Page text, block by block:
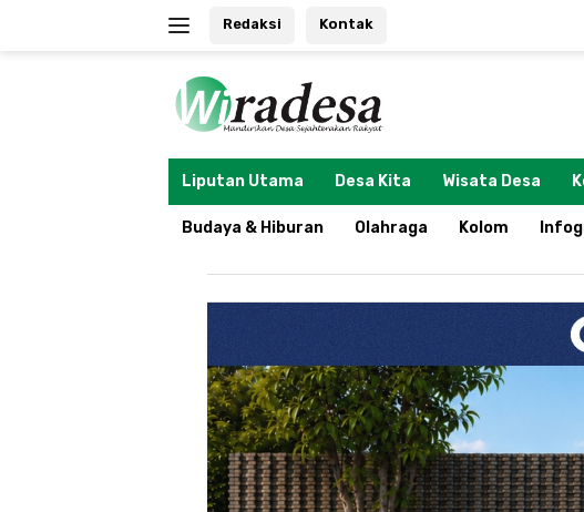
Redaksi Kontak
Liputan Utama Desa Kita Wisata Desa
Budaya & Hiburan Olahraga Kolom